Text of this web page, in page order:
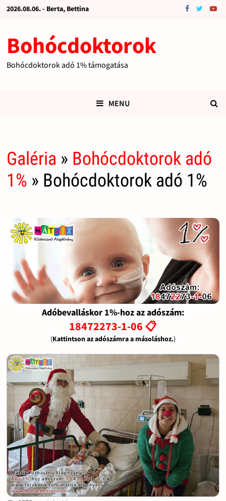
2026.08.06. - Berta, Bettina
Bohócdoktorok
Bohócdoktorok adó 1% támogatása
MENU
Galéria » Bohócdoktorok adó
1% » Bohócdoktorok adó 1%
Adóbevalláskor 1%-hoz az adószám:
18472273-1-06 📋
(Kattintson az adószámra a másoláshoz.)